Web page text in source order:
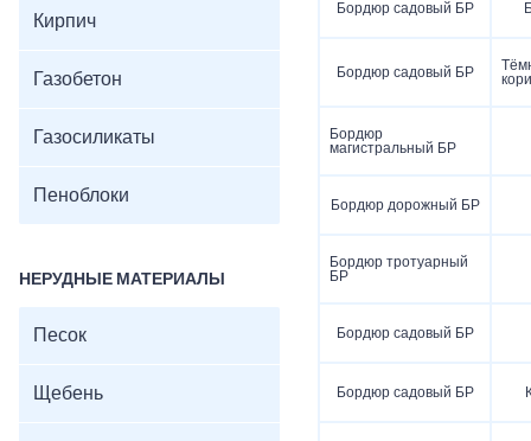
Кирпич
Газобетон
Газосиликаты
Пеноблоки
НЕРУДНЫЕ МАТЕРИАЛЫ
Песок
Щебень
Бордюр садовый БР
Бордюр садовый БР
Бордюр
магистральный БР
Бордюр дорожный БР
Бордюр тротуарный
БР
Бордюр садовый БР
Бордюр садовый БР